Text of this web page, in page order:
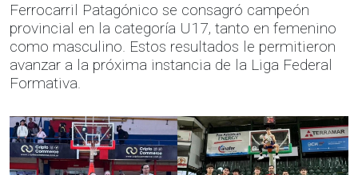
Ferrocarril Patagónico se consagró campeón
provincial en la categoría U17, tanto en femenino
como masculino. Estos resultados le permitieron
avanzar a la próxima instancia de la Liga Federal
Formativa.